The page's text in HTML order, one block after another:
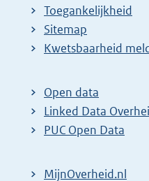
Toegankelijkheid
Sitemap
E
t
e
r
Kwetsbaarheid
Open data
Linked Data
PUC Open Data
MijnOverheid.nl